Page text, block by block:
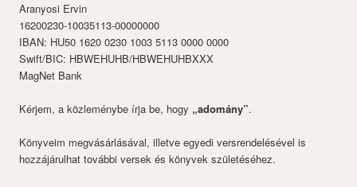
Aranyosi Ervin
16200230-10035113-00000000
IBAN: HU50 1620 0230 1003 5113 0000 0000
Swift/BIC: HBWEHUHB/HBWEHUHBXXX
MagNet Bank
Kérjem, a közleménybe írja be, hogy „adomány”.
Könyveim megvásárlásával, illetve egyedi versrendelésével is
hozzájárulhat további versek és könyvek születéséhez.